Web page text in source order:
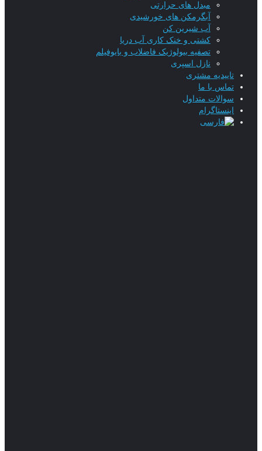
مبدل های حرارتی
آبگرمکن های خورشیدی
آب شیرین کن
کشتی و خنک کاری آب دریا
تصفیه بیولوژیک فاضلاب و بایوفیلم
نازل اسپری
تاییدیه‌ مشتری
تماس با ما
سوالات متداول
اینستاگرام